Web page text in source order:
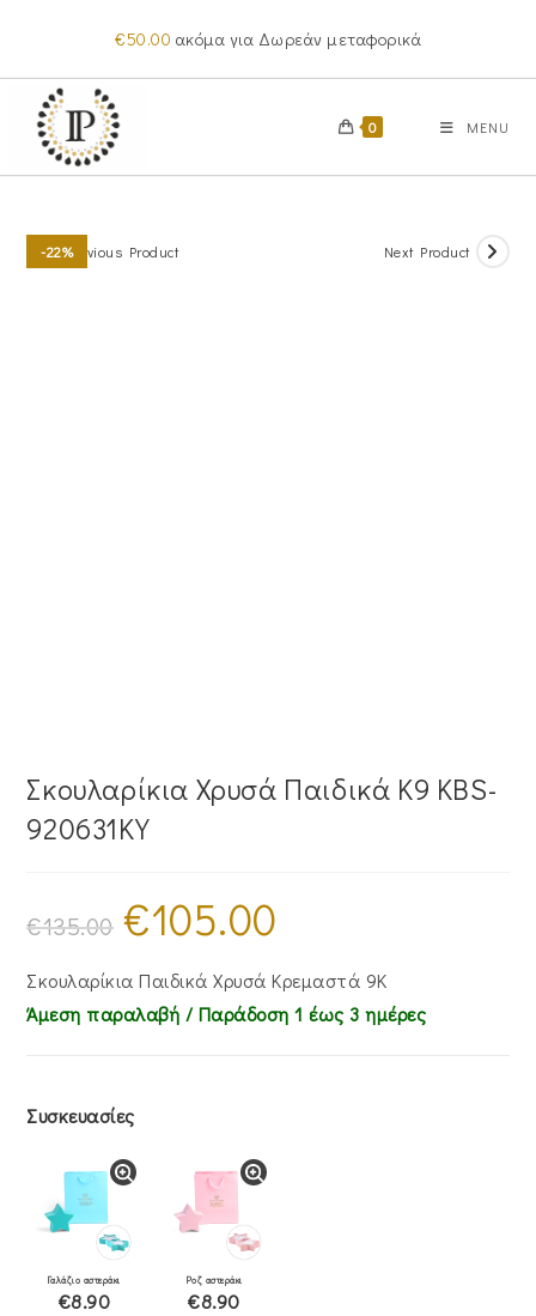
content
€50.00 ακόμα για Δωρεάν μεταφορικά
0 MENU
-22%Previous Product Next Product
Σκουλαρίκια Χρυσά Παιδικά Κ9 KBS-
920631KY
€135.00
Original
price
was:
€105.00
€105.00.
Σκουλαρίκια Παιδικά Χρυσά Κρεμαστά 9Κ
Άμεση παραλαβή / Παράδoση 1 έως 3 ημέρες
Συσκευασίες
Γαλάζιο αστεράκι
€8.90
Ροζ αστεράκι
€8.90